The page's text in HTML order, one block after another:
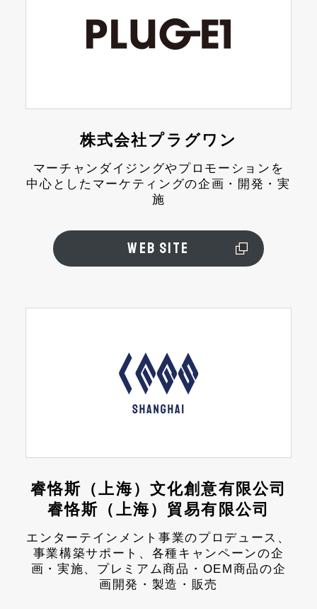
株式会社プラグワン
マーチャンダイジングやプロモーションを
中心としたマーケティングの企画・開発・実
施
WEB SITE
睿恪斯（上海）文化創意有限公司
睿恪斯（上海）貿易有限公司
エンターテインメント事業のプロデュース、
事業構築サポート、各種キャンペーンの企
画・実施、プレミアム商品・OEM商品の企
画開発・製造・販売